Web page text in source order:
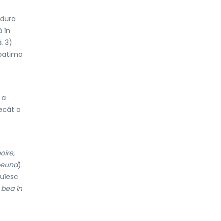
în
3)
o
).
bea în